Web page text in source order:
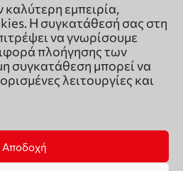
καλύτερη εμπειρία,
Η συγκατάθεσή σας στη
να γνωρίσουμε
πλοήγησης των
συγκατάθεση μπορεί να
λειτουργίες και
Αποδοχή